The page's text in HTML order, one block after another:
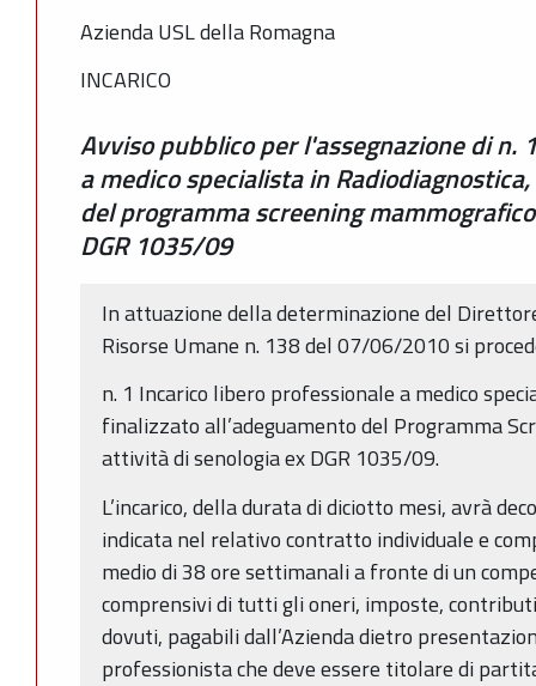
Azienda USL della Romagna
INCARICO
Avviso pubblico per l'assegnazione di n.
a medico specialista in
del programma screening
DGR 1035/09
In attuazione della determinazione del
Risorse Umane n. 138 del 07/06/2010 si
n. 1 Incarico libero professionale a medico
finalizzato all’adeguamento del Programma
attività di senologia ex DGR 1035/09.
L’incarico, della durata di diciotto mesi, avrà
indicata nel relativo contratto individuale e
medio di 38 ore settimanali a fronte di un
comprensivi di tutti gli oneri, imposte,
dovuti, pagabili dall’Azienda dietro
professionista che deve essere titolare di